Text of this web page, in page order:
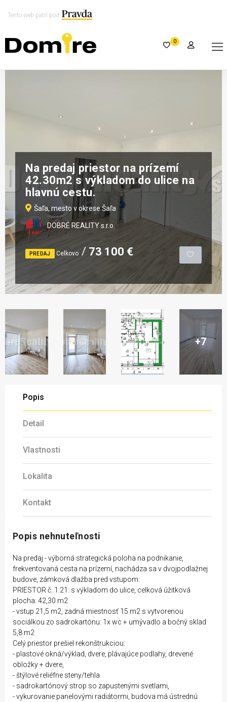
Tento web patrí pod
0
Na predaj priestor na prízemí
42.30m2 s výkladom do ulice na
hlavnú cestu.
Šaľa, mesto v okrese Šaľa
DOBRÉ REALITY s.r.o.
PREDAJ Celkovo 73 100 €
+7
Popis
Detail
Vlastnosti
Lokalita
Kontakt
Popis nehnuteľnosti
Na predaj - výborná strategická poloha na podnikanie,
frekventovaná cesta na prízemí, nachádza sa v dvojpodlažnej
budove, zámková dlažba pred vstupom:
PRIESTOR č. 1.21: s výkladom do ulice, celková úžitková
plocha: 42,30 m2
- vstup 21,5 m2, zadná miestnosť 15 m2 s vytvorenou
sociálkou zo sadrokartónu: 1x wc + umývadlo a bočný sklad
5,8 m2
Celý priestor prešiel rekonštrukciou:
- plastové okná/výklad, dvere, plávajúce podlahy, drevené
obložky + dvere,
- štýlové reliéfne steny/tehla
- sadrokartónový strop so zapustenými svetlami,
- vykurovanie panelovými radiátormi, budova má ústrednú